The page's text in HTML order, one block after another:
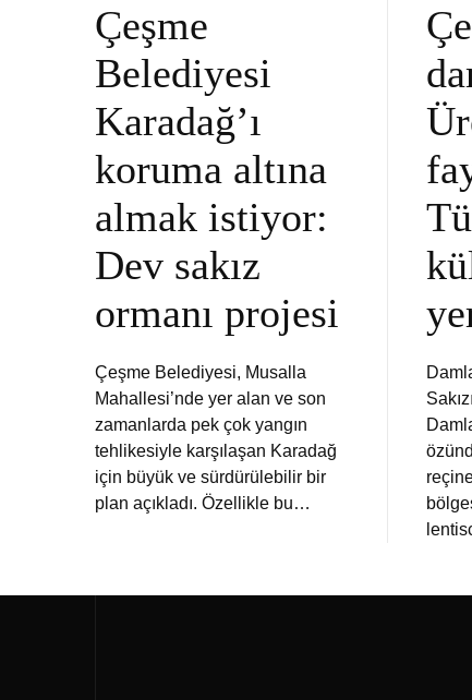
Çeşme
Belediyesi
Karadağ’ı
koruma altına
almak istiyor:
Dev sakız
ormanı projesi
Çeşme Belediyesi, Musalla
Mahallesi’nde yer alan ve son
zamanlarda pek çok yangın
tehlikesiyle karşılaşan Karadağ
için büyük ve sürdürülebilir bir
plan açıkladı. Özellikle bu…